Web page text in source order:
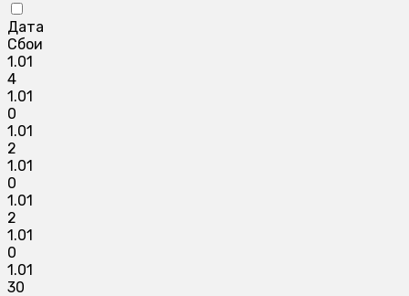
Дата
Сбои
1.01
4
1.01
0
1.01
2
1.01
0
1.01
2
1.01
0
1.01
30